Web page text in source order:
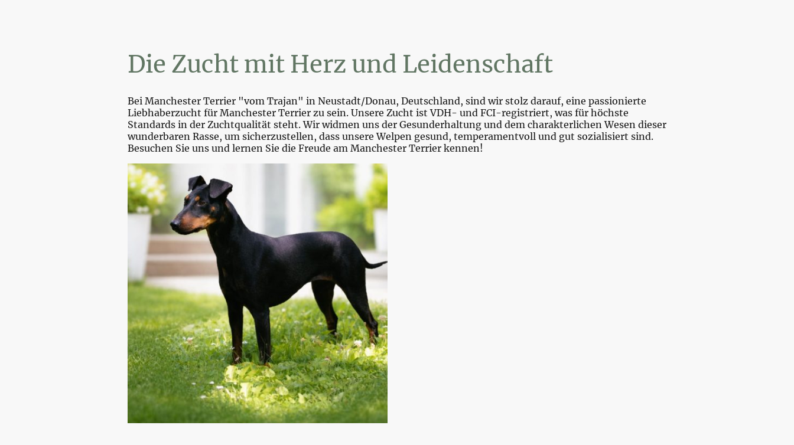
Die Zucht mit Herz und Leidenschaft
Bei Manchester Terrier "vom Trajan" in Neustadt/Donau, Deutschland, sind wir stolz darauf, eine passionierte
Liebhaberzucht für Manchester Terrier zu sein. Unsere Zucht ist VDH- und FCI-registriert, was für höchste
Standards in der Zuchtqualität steht. Wir widmen uns der Gesunderhaltung und dem charakterlichen Wesen dieser
wunderbaren Rasse, um sicherzustellen, dass unsere Welpen gesund, temperamentvoll und gut sozialisiert sind.
Besuchen Sie uns und lernen Sie die Freude am Manchester Terrier kennen!